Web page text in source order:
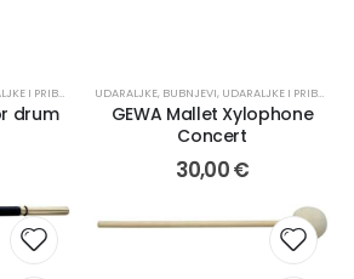
I PRIBOR PALICE
drum
UDARALJKE, BUBNJEVI, UDARALJKE I PRIBOR
GEWA Mallet Xylophone
Concert
30,00€